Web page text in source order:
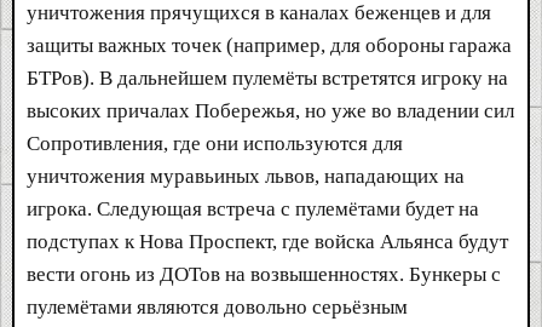
уничтожения прячущихся в каналах беженцев и для
защиты важных точек (например, для обороны гаража
БТРов). В дальнейшем пулемёты встретятся игроку на
высоких причалах Побережья, но уже во владении сил
Сопротивления, где они используются для
уничтожения муравьиных львов, нападающих на
игрока. Следующая встреча с пулемётами будет на
подступах к Нова Проспект, где войска Альянса будут
вести огонь из ДОТов на возвышенностях. Бункеры с
пулемётами являются довольно серьёзным